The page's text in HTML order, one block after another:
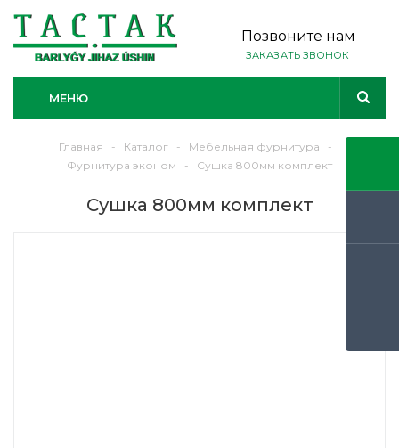
Позвоните нам
ЗАКАЗАТЬ ЗВОНОК
МЕНЮ
Главная - Каталог - Мебельная фурнитура
-
Фурнитура эконом
- Сушка 800мм комплект
Сушка 800мм комплект